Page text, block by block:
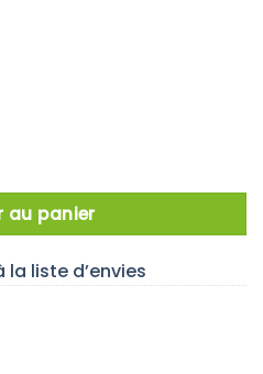
COURBE 200 MM
au panier
la liste d’envies